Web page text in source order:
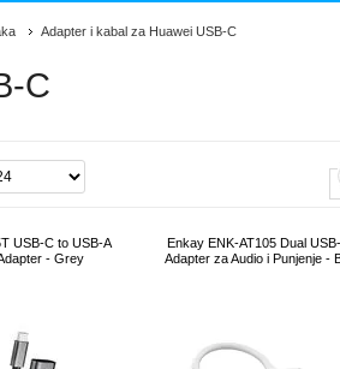
Adapter i kabal za Huawei USB-C
C
USB-C to USB-A
- Grey
Enkay ENK-AT105 Dual
Adapter za Audio i Punjenje -